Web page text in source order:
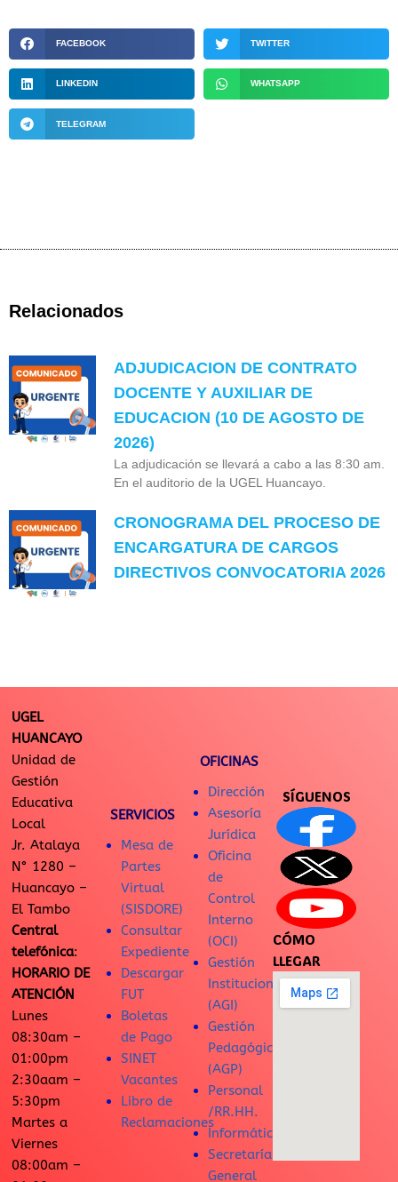
FACEBOOK TWITTER
LINKEDIN WHATSAPP
TELEGRAM
Relacionados
ADJUDICACION DE CONTRATO
DOCENTE Y AUXILIAR DE
EDUCACION (10 DE AGOSTO DE
2026)
La adjudicación se llevará a cabo a las 8:30 am.
En el auditorio de la UGEL Huancayo.
CRONOGRAMA DEL PROCESO DE
ENCARGATURA DE CARGOS
DIRECTIVOS CONVOCATORIA 2026
UGEL
HUANCAYO
Unidad de
Gestión
Educativa
Local
Jr. Atalaya
N° 1280 –
Huancayo –
El Tambo
Central
telefónica:
HORARIO DE
ATENCIÓN
Lunes
08:30am –
01:00pm
2:30aam –
5:30pm
Martes a
Viernes
08:00am –
SERVICIOS
Mesa de
Partes
Virtual
(SISDORE)
Consultar
Expediente
Descargar
FUT
Boletas
de Pago
SINET
Vacantes
Libro de
Reclamaciones
OFICINAS
Dirección
Asesoría
Jurídica
Oficina
de
Control
Interno
(OCI)
Gestión
Institucional
(AGI)
Gestión
Pedagógica
(AGP)
Personal
/RR.HH.
Informática
Secretaría
General
SÍGUENOS
CÓMO
LLEGAR